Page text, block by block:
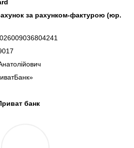
за рахунком-фактурою (юр.
банк